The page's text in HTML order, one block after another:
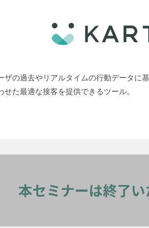
ザの過去やリアルタイムの行動データに
せた最適な接客を提供できるツール。